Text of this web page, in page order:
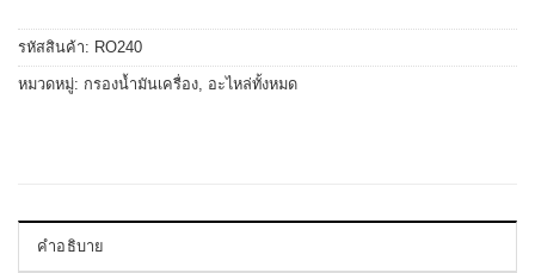
รหัสสินค้า: RO240
หมวดหมู่: กรองน้ำมันเครื่อง อะไหล่ทั้งหมด
คำอธิบาย